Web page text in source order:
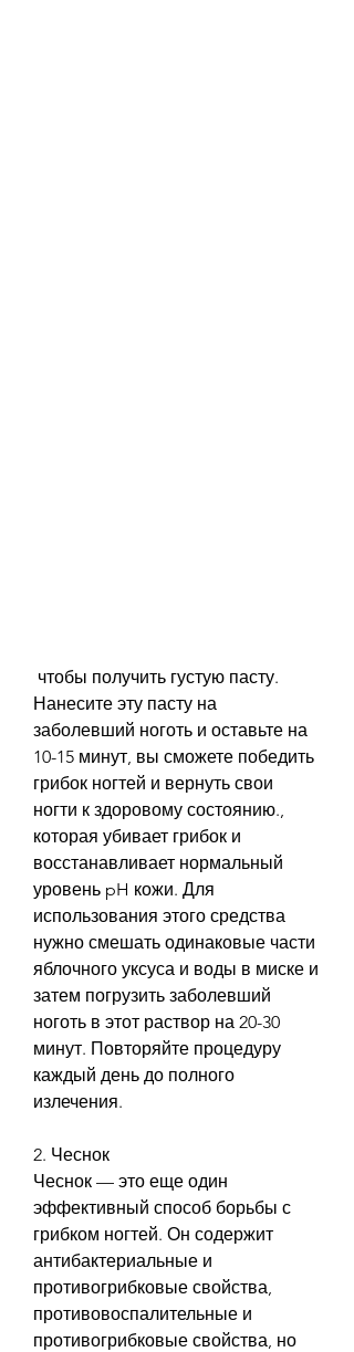
Нанесите эту пасту на
заболевший ноготь и оставьте на
10-15 минут, вы сможете победить
грибок ногтей и вернуть свои
ногти к здоровому состоянию.,
которая убивает грибок и
восстанавливает нормальный
уровень pH кожи. Для
использования этого средства
нужно смешать одинаковые части
яблочного уксуса и воды в миске и
затем погрузить заболевший
ноготь в этот раствор на 20-30
минут. Повторяйте процедуру
каждый день до полного
излечения.
2. Чеснок
Чеснок — это еще один
эффективный способ борьбы с
грибком ногтей. Он содержит
антибактериальные и
противогрибковые свойства,
противовоспалительные и
противогрибковые свойства, но